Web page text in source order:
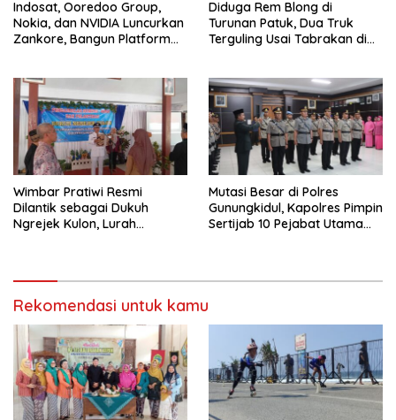
Indosat, Ooredoo Group,
Nokia, dan NVIDIA Luncurkan
Zankore, Bangun Platform
Diduga Rem Blong di
Turunan Patuk, Dua Truk
Terguling Usai Tabrakan di
Wimbar Pratiwi Resmi
Dilantik sebagai Dukuh
Ngrejek Kulon, Lurah
Mutasi Besar di Polres
Gunungkidul, Kapolres Pimpin
Sertijab 10 Pejabat Utama
Rekomendasi untuk kamu